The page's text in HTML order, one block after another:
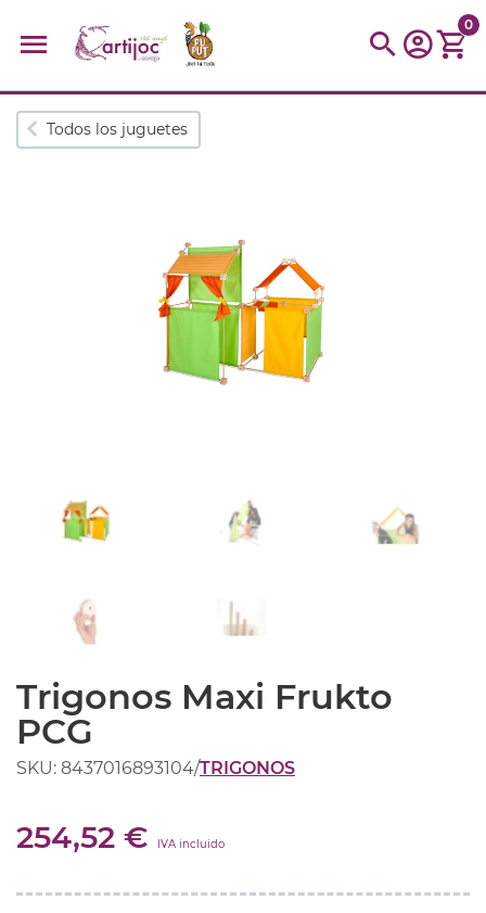
Búsquedas populares
0
Todos los juguetes
Trigonos Maxi Frukto
PCG
SKU: 8437016893104/TRIGONOS
254,52 € IVA incluido